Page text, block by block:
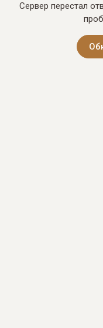
Сервер перестал